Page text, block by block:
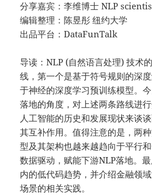
分享嘉宾：李维博士 NLP
编辑整理：陈昱彤 纽约大学
出品平台：DataFunTalk
导读：NLP (自然语言处理) 技术
线，第一个是基于符号规则的深
于神经的深度学习预训练模型。
落地的角度，对上述两条路线进
人工智能的历史和发展现状来谈
其互补作用。值得注意的是，两
型及其架构也越来越趋向于平行
数据驱动，赋能下游NLP落地。
内的低代码趋势，并介绍金融领
场景的相关实践。